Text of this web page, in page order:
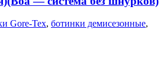
Gore-Tex, ботинки демисезонные,